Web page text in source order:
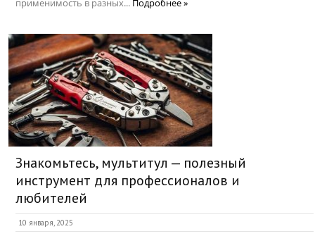
применимость в разных... Подробнее »
Знакомьтесь, мультитул — полезный
инструмент для профессионалов и
любителей
10 января, 2025